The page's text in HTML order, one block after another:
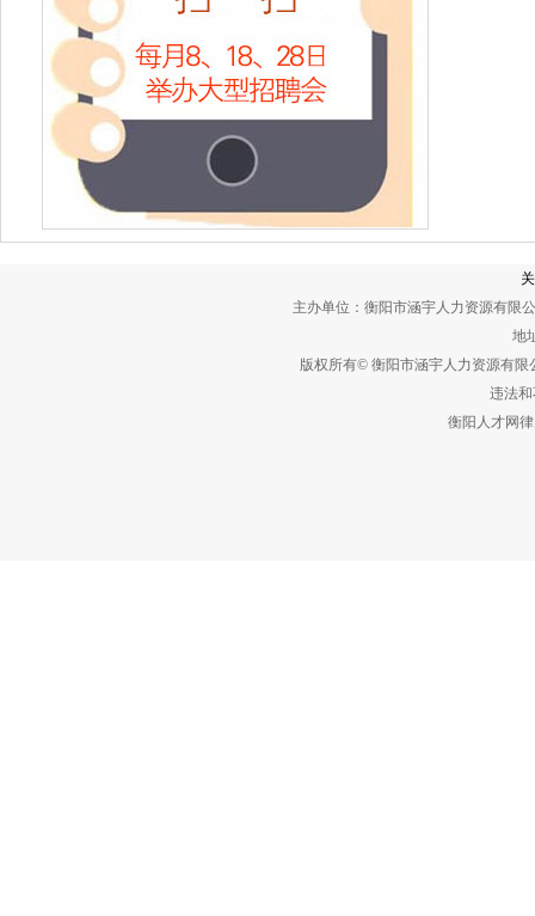
主办单位：衡阳市涵宇人力资源有限
地
版权所有© 衡阳市涵宇人力资源有
违法和
衡阳人才网